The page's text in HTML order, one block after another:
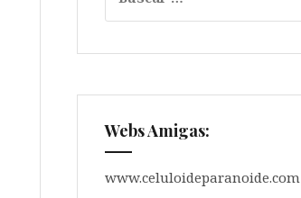
Webs Amigas:
www.celuloideparanoide.com